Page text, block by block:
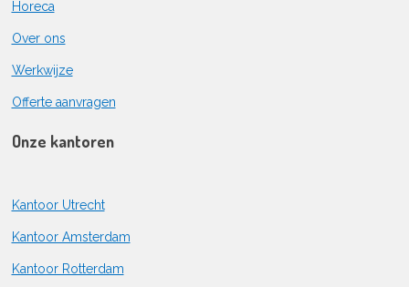
Horeca
Over ons
Werkwijze
Offerte aanvragen
Onze kantoren
Kantoor Utrecht
Kantoor Amsterdam
Kantoor Rotterdam